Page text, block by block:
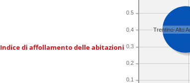
Indice di affollamento delle abitazioni
0.1
0.2
0.3
0.4
0.5
Trentino-Alto